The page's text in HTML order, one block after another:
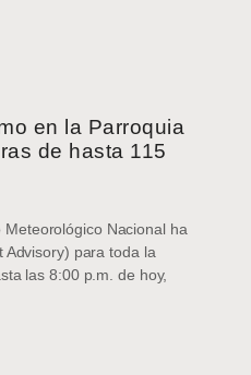
en la Parroquia
de hasta 115
Nacional ha
Advisory) para toda la
las 8:00 p.m. de hoy,